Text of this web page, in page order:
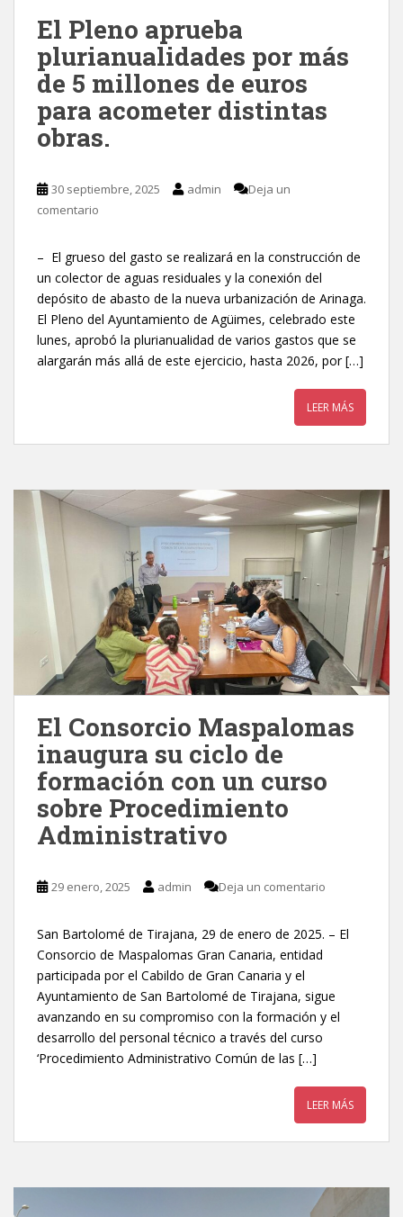
El Pleno aprueba
plurianualidades por más
de 5 millones de euros
para acometer distintas
obras.
30 septiembre, 2025 admin
Deja un
comentario
– El grueso del gasto se realizará en la construcción de
un colector de aguas residuales y la conexión del
depósito de abasto de la nueva urbanización de Arinaga.
El Pleno del Ayuntamiento de Agüimes, celebrado este
lunes, aprobó la plurianualidad de varios gastos que se
alargarán más allá de este ejercicio, hasta 2026, por […]
LEER MÁS
El Consorcio Maspalomas
inaugura su ciclo de
formación con un curso
sobre Procedimiento
Administrativo
29 enero, 2025 admin Deja un comentario
San Bartolomé de Tirajana, 29 de enero de 2025. – El
Consorcio de Maspalomas Gran Canaria, entidad
participada por el Cabildo de Gran Canaria y el
Ayuntamiento de San Bartolomé de Tirajana, sigue
avanzando en su compromiso con la formación y el
desarrollo del personal técnico a través del curso
‘Procedimiento Administrativo Común de las […]
LEER MÁS